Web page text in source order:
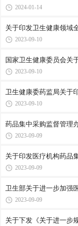
2024-01-14
关于印发卫生健康领域
2023-09-10
国家卫生健康委员会关
2023-09-10
卫生健康委药监局关于
2023-09-10
药品集中采购监督管理
2023-09-09
关于印发医疗机构药品
2023-09-09
卫生部关于进一步加强
2023-09-09
关于下发《关于进一步